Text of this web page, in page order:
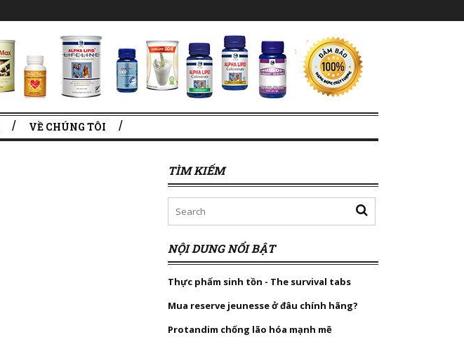
VỀ CHÚNG TÔI
TÌM KIẾM
NỘI DUNG NỔI BẬT
Thực phẩm sinh tồn - The survival tabs
Mua reserve jeunesse ở đâu chính hãng?
Protandim chống lão hóa mạnh mẽ